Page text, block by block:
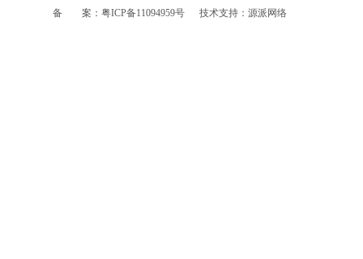
备 案： 粤ICP备11094959号 技术支持： 源派网络